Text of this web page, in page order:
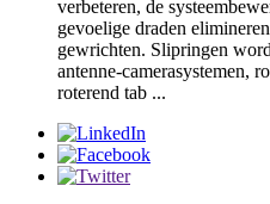
verbeteren, de
gevoelige draden
gewrichten. Slipringen
antenne-camerasystemen,
roterend tab ...